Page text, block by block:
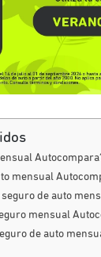
mensual
de auto
mensual
de auto